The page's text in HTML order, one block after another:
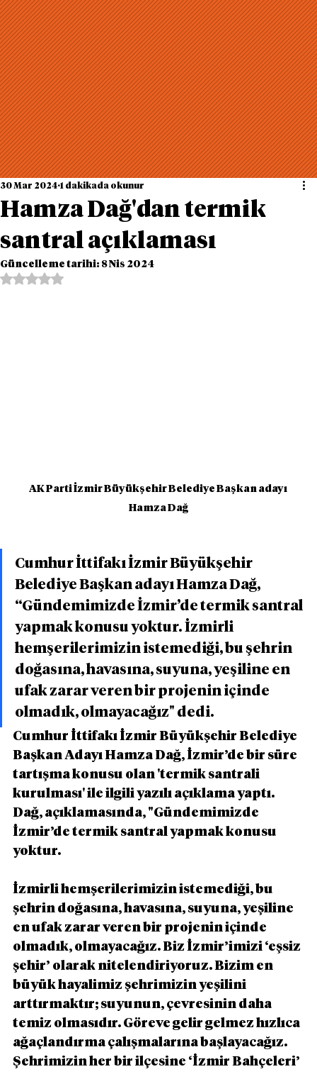
Hamza Dağ'dan termik
santral açıklaması
30 Mar 2024 1 dakikada okunur
Güncelleme tarihi: 8 Nis 2024
5 üzerinden NaN yıldız
AK Parti İzmir Büyükşehir Belediye Başkan adayı
Hamza Dağ
Cumhur İttifakı İzmir Büyükşehir
Belediye Başkan adayı Hamza Dağ,
“Gündemimizde İzmir’de termik santral
yapmak konusu yoktur. İzmirli
hemşerilerimizin istemediği, bu şehrin
doğasına, havasına, suyuna, yeşiline en
ufak zarar veren bir projenin içinde
olmadık, olmayacağız" dedi.
Cumhur İttifakı İzmir Büyükşehir Belediye
Başkan Adayı Hamza Dağ, İzmir’de bir süre
tartışma konusu olan 'termik santrali
kurulması' ile ilgili yazılı açıklama yaptı.
Dağ, açıklamasında, "Gündemimizde
İzmir’de termik santral yapmak konusu
yoktur.
İzmirli hemşerilerimizin istemediği, bu
şehrin doğasına, havasına, suyuna, yeşiline
en ufak zarar veren bir projenin içinde
olmadık, olmayacağız. Biz İzmir’imizi ‘eşsiz
şehir’ olarak nitelendiriyoruz. Bizim en
büyük hayalimiz şehrimizin yeşilini
arttırmaktır; suyunun, çevresinin daha
temiz olmasıdır. Göreve gelir gelmez hızlıca
ağaçlandırma çalışmalarına başlayacağız.
Şehrimizin her bir ilçesine ‘İzmir Bahçeleri’